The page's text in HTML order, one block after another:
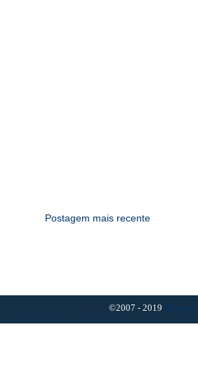
Postagem mais recente
©2007 - 2019